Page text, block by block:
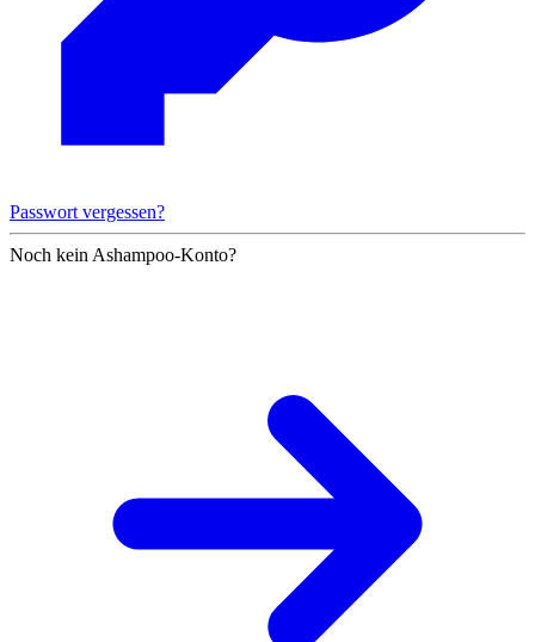
Passwort vergessen?
Noch kein Ashampoo-Konto?